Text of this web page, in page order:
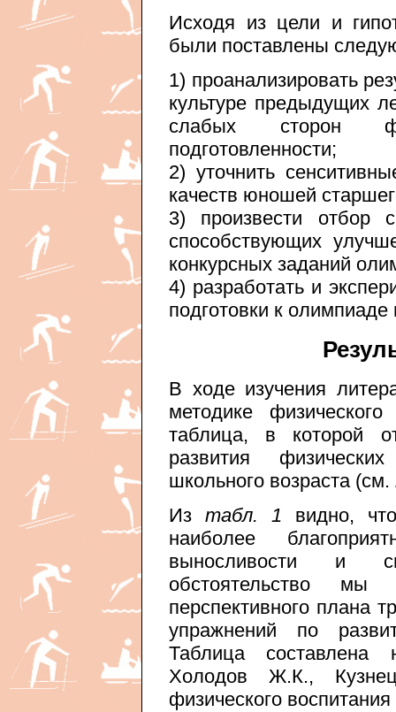
Исходя из цели и
были поставлены
1) проанализировать
культуре предыдущих
слабых сторон
подготовленности;
2) уточнить
качеств юношей
3) произвести отбор
способствующих
конкурсных заданий
4) разработать и
подготовки к олимпиаде
В ходе изучения
методике
таблица, в которой
развития
школьного возраста (см.
Из табл. 1 видно,
наиболее
выносливости и
обстоятельство мы
перспективного плана
упражнений по
Таблица составлена
Холодов Ж.К.,
физического